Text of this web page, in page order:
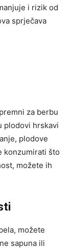
i rizik od
sprječava
za berbu
plodovi hrskavi
plodove
konzumirati što
možete ih
možete
sapuna ili